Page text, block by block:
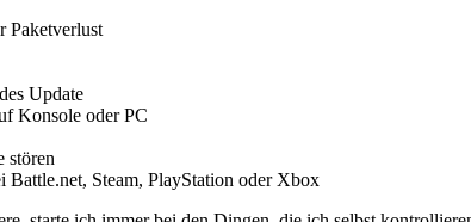
Paketverlust
Update
Konsole oder PC
stören
Battle.net, Steam, PlayStation oder Xbox